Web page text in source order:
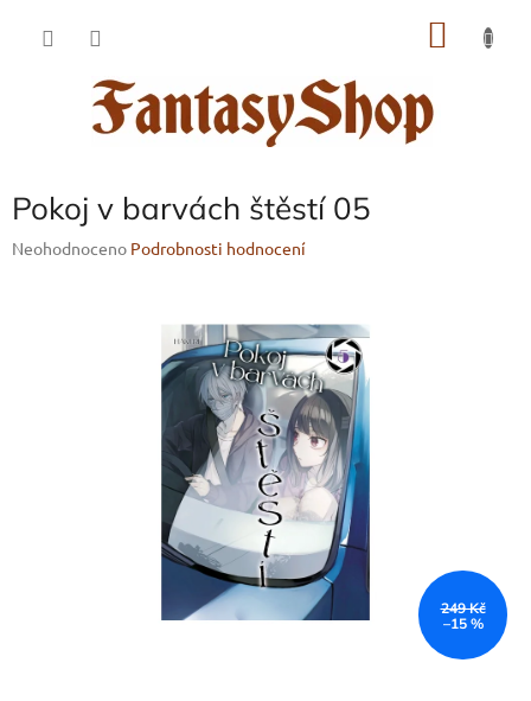
Pokoj v barvách štěstí 05
Průměrné
Neohodnoceno Podrobnosti hodnocení
249 Kč
–15 %